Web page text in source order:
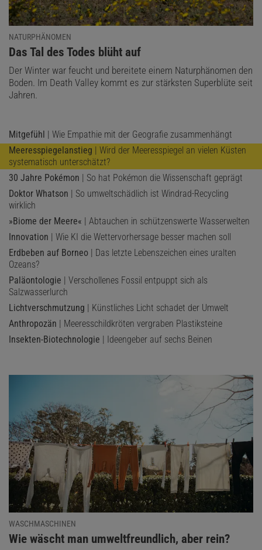
NATURPHÄNOMEN
:
Das Tal des Todes blüht auf
Der Winter war feucht und bereitete einem Naturphänomen den
Boden. Im Death Valley kommt es zur stärksten Superblüte seit
Jahren.
Mitgefühl | Wie Empathie mit der Geografie zusammenhängt
Meeresspiegelanstieg | Wird der Meeresspiegel an vielen Küsten
systematisch unterschätzt?
30 Jahre Pokémon | So hat Pokémon die Wissenschaft geprägt
Doktor Whatson | So umweltschädlich ist Windrad-Recycling
wirklich
»Biome der Meere« | Abtauchen in schützenswerte Wasserwelten
Innovation | Wie KI die Wettervorhersage besser machen soll
Erdbeben auf Borneo | Das letzte Lebenszeichen eines uralten
Ozeans?
Paläontologie | Verschollenes Fossil entpuppt sich als
Salzwasserlurch
Lichtverschmutzung | Künstliches Licht schadet der Umwelt
Anthropozän | Meeresschildkröten vergraben Plastiksteine
Insekten-Biotechnologie | Ideengeber auf sechs Beinen
WASCHMASCHINEN
:
Wie wäscht man umweltfreundlich, aber rein?